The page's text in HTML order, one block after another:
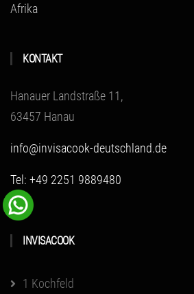
Afrika
KONTAKT
Hanauer Landstraße 11,
63457 Hanau
info@invisacook-deutschland.de
Tel: +49 2251 9889480
INVISACOOK
1 Kochfeld